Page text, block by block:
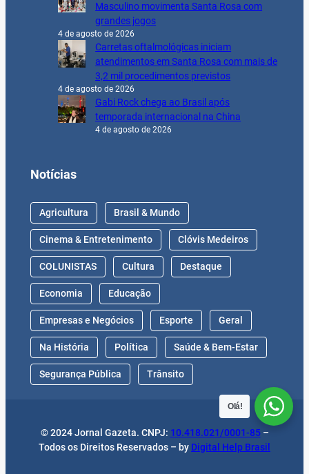
Masculino movimenta Santa Rosa com
grandes jogos
4 de agosto de 2026
Carretas oftalmológicas iniciam
atendimentos em Santa Rosa com mais de
3,2 mil procedimentos previstos
4 de agosto de 2026
Gabi Rock chega ao Brasil após
temporada internacional na China
4 de agosto de 2026
Notícias
Agricultura Brasil & Mundo
Cinema & Entretenimento Clóvis Medeiros
COLUNISTAS Cultura Destaque
Economia Educação
Empresas e Negócios Esporte Geral
Na História Política Saúde & Bem-Estar
Segurança Pública Trânsito
© 2024 Jornal Gazeta. CNPJ: 10.418.021/0001-85–
Todos os Direitos Reservados – by Digital Help Brasil
Olá!